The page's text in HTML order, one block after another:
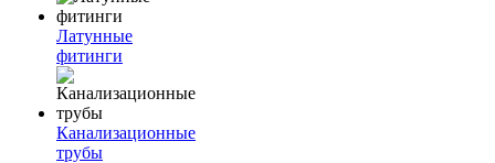
Латунные
фитинги
Канализационные
трубы